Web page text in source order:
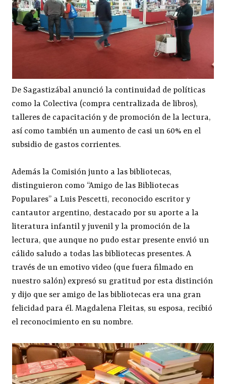
De Sagastizábal anunció la continuidad de políticas
como la Colectiva (compra centralizada de libros),
talleres de capacitación y de promoción de la lectura,
así como también un aumento de casi un 60% en el
subsidio de gastos corrientes.
Además la Comisión junto a las bibliotecas,
distinguieron como “Amigo de las Bibliotecas
Populares” a Luis Pescetti, reconocido escritor y
cantautor argentino, destacado por su aporte a la
literatura infantil y juvenil y la promoción de la
lectura, que aunque no pudo estar presente envió un
cálido saludo a todas las bibliotecas presentes. A
través de un emotivo video (que fuera filmado en
nuestro salón) expresó su gratitud por esta distinción
y dijo que ser amigo de las bibliotecas era una gran
felicidad para él. Magdalena Fleitas, su esposa, recibió
el reconocimiento en su nombre.